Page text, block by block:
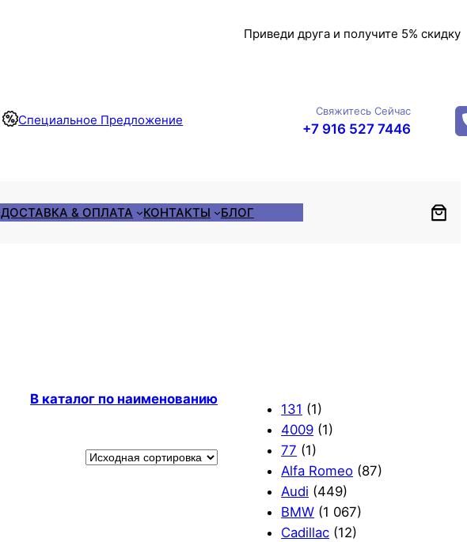
Приведи друга и получите 5% скидку
Специальное Предложение
Свяжитесь Сейчас
+7 916 527 7446
ДОСТАВКА & ОПЛАТА КОНТАКТЫ БЛОГ
В каталог по наименованию
131 (1)
4009 (1)
77 (1)
Alfa Romeo (87)
Audi (449)
BMW (1 067)
Cadillac (12)